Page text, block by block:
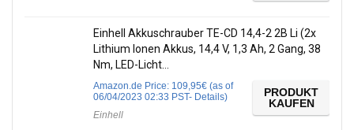
Einhell Akkuschrauber TE-CD 14,4-2 2B Li (2x
Lithium Ionen Akkus, 14,4 V, 1,3 Ah, 2 Gang, 38
Nm, LED-Licht…
Amazon.de Price: 109,95€ (as of
06/04/2023 02:33 PST- Details)
Einhell
PRODUKT
KAUFEN